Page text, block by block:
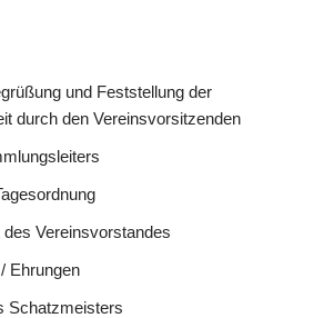
und Feststellung der
durch den Vereinsvorsitzenden
Vereinsvorstandes
Ehrungen
Schatzmeisters